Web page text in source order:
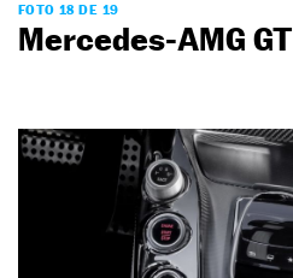
FOTO 18 DE 19
Mercedes-AMG GT